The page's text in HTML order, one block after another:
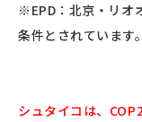
※EPD：北京・リオ
条件とされています。
シュタイコは、